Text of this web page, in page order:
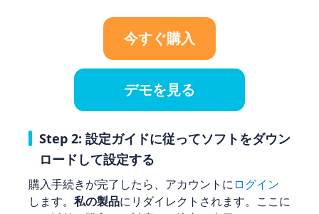
今すぐ購入
デモを見る
Step 2: 設定ガイドに従ってソフトをダウン
ロードして設定する
購入手続きが完了したら、アカウントにログイン
します。 私の製品にリダイレクトされます。ここに